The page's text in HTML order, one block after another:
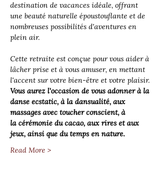
destination de vacances idéale, offrant
une beauté naturelle époustouflante et de
nombreuses possibilités d'aventures en
plein air.
Cette retraite est conçue pour vous aider à
lâcher prise et à vous amuser, en mettant
l'accent sur votre bien-être et votre plaisir.
Vous aurez l'occasion de vous adonner à la
danse ecstatic, à la dansualité, aux
massages avec toucher conscient, à
la cérémonie du cacao, aux rires et aux
jeux, ainsi que du temps en nature.
Read More >